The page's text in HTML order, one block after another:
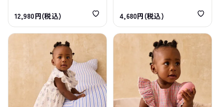
12,980円(税込) 4,680円(税込)